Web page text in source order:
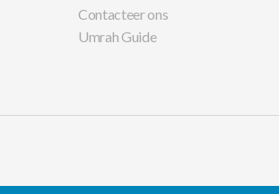
Contacteer ons
Umrah Guide